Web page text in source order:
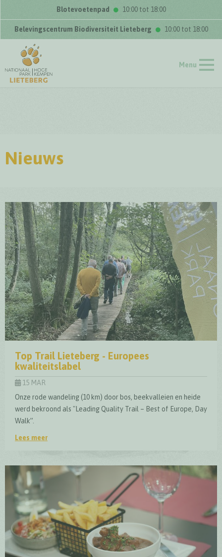
Blotevoetenpad 10:00 tot 18:00
Belevingscentrum Biodiversiteit Lieteberg 10:00 tot 18:00
Menu
Nieuws
Top Trail Lieteberg - Europees
kwaliteitslabel
15 MAR
Onze rode wandeling (10 km) door bos, beekvalleien en heide
werd bekroond als "Leading Quality Trail – Best of Europe, Day
Walk”.
Lees meer